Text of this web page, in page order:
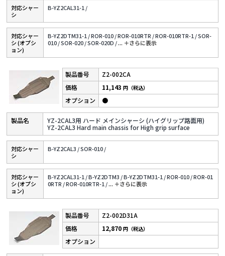
対応シャー
シ
B-YZ2CAL31-1 /
対応シャー
シ (オプシ
ョン)
B-YZ2DTM31-1 /ROR-010 /ROR-010RTR /ROR-010RTR-1 /SOR-
010 /SOR-020 /SOR-020D /... ＋さらに表⽰
Z2-002CA
YZ-2CAL3用 ハード メインシャーシ (ハイグリップ路面用)
YZ-2CAL3 Hard main chassis for High grip surface
11,143円（税込）
●
対応シャー
シ
B-YZ2CAL3 /SOR-010 /
対応シャー
シ (オプシ
ョン)
B-YZ2CAL31-1 /B-YZ2DTM3 /B-YZ2DTM31-1 /ROR-010 /ROR-01
0RTR /ROR-010RTR-1 /... ＋さらに表⽰
Z2-002D31A
12,870円（税込）